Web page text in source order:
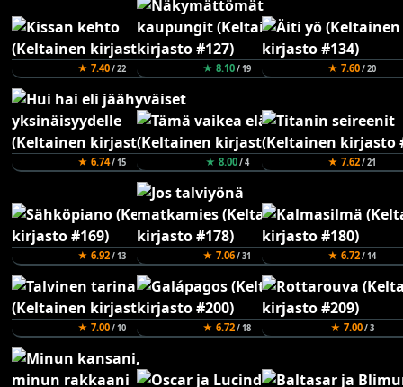
★ 7.40/ 22 ★ 8.10/ 19 ★ 7.60/ 20
★ 6.74/ 15 ★ 8.00/ 4 ★ 7.62/ 21
★ 6.92/ 13 ★ 7.06/ 31 ★ 6.72/ 14
★ 7.00/ 10 ★ 6.72/ 18 ★ 7.00/ 3